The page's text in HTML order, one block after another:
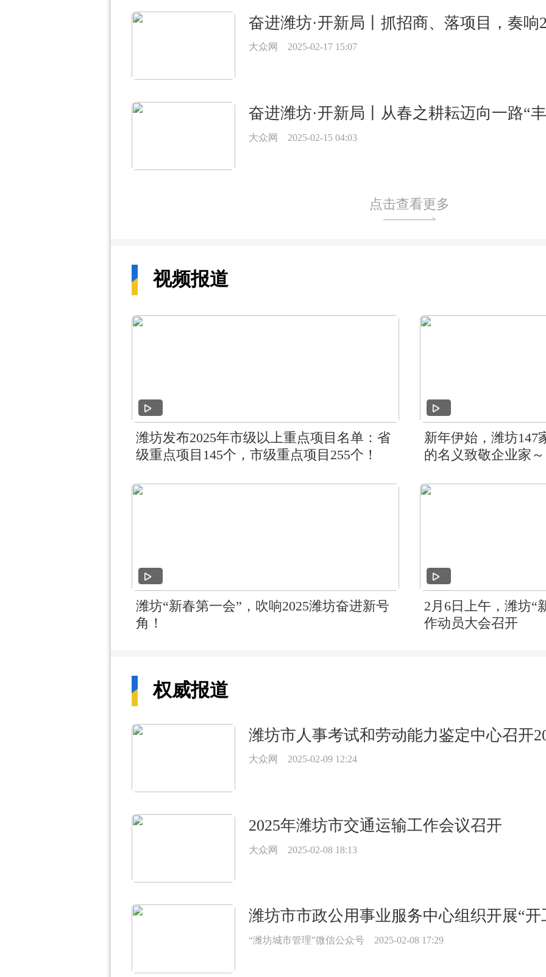
奋进潍坊·开新局丨抓招商、落项目，奏响
大众网 2025-02-17 15:07
奋进潍坊·开新局丨从春之耕耘迈向一路“
大众网 2025-02-15 04:03
点击查看更多
视频报道
潍坊发布2025年市级以上重点项目名单：省
级重点项目145个，市级重点项目255个！
新年伊始，潍坊147
的名义致敬企业家～
潍坊“新春第一会”，吹响2025潍坊奋进新号
角！
2月6日上午，潍坊
作动员大会召开
权威报道
潍坊市人事考试和劳动能力鉴定中心召开
大众网 2025-02-09 12:24
2025年潍坊市交通运输工作会议召开
大众网 2025-02-08 18:13
潍坊市市政公用事业服务中心组织开展“开
“潍坊城市管理”微信公众号 2025-02-08 17:29